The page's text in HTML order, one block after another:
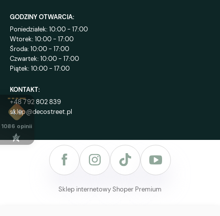
GODZINY OTWARCIA:
Poniedziałek: 10:00 - 17:00
Wtorek: 10:00 - 17:00
Środa: 10:00 - 17:00
Czwartek: 10:00 - 17:00
Piątek: 10:00 - 17:00
KONTAKT:
+48 792 802 839
sklep@decostreet.pl
4.9
1086 opinii
Sklep internetowy Shoper Premium